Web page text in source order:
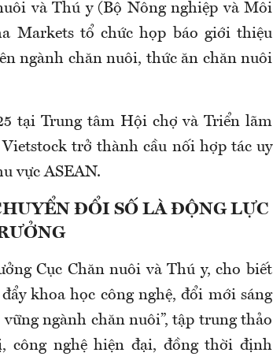
và Thú y (Bộ Nông nghiệp và Môi
Markets tổ chức họp báo giới thiệu
ngành chăn nuôi, thức ăn chăn nuôi
tại Trung tâm Hội chợ và Triển lãm
trở thành cầu nối hợp tác uy
vực ASEAN.
ĐỔI SỐ LÀ ĐỘNG LỰC
Cục Chăn nuôi và Thú y, cho biết
khoa học công nghệ, đổi mới sáng
ngành chăn nuôi”, tập trung thảo
công nghệ hiện đại, đồng thời định